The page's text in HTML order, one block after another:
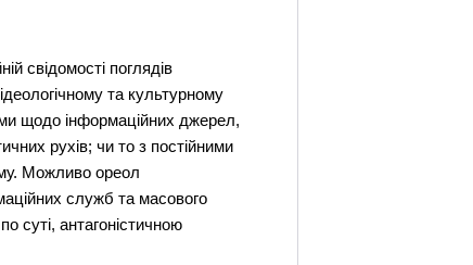
свідомості поглядів
та культурному
щодо інформаційних джерел,
рухів; чи то з постійними
Можливо ореол
служб та масового
суті, антагоністичною